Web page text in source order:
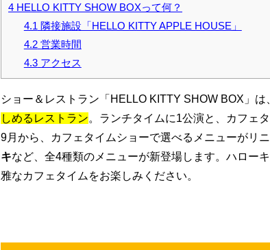
4 HELLO KITTY SHOW BOXって何？
4.1 隣接施設「HELLO KITTY APPLE HOUSE」
4.2営業時間
4.3アクセス
ショー＆レストラン「HELLO KITTY SHOW BOX」は
しめるレストラン。ランチタイムに1公演と、カフェ
9月から、カフェタイムショーで選べるメニューがリニ
キなど、全4種類のメニューが新登場します。ハロー
雅なカフェタイムをお楽しみください。